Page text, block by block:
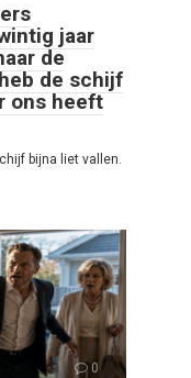
jaar
de
de schijf
ons heeft
bijna liet vallen.
0